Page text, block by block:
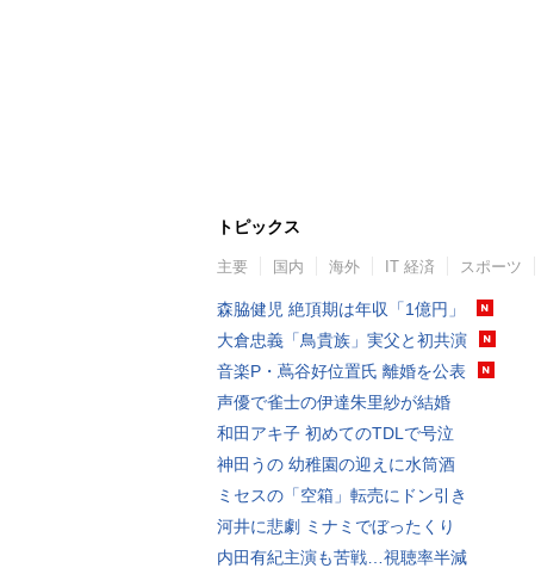
トピックス
主要 国内 海外 IT 経済 スポーツ
森脇健児 絶頂期は年収「1億円」
大倉忠義「鳥貴族」実父と初共演
音楽P・蔦谷好位置氏 離婚を公表
声優で雀士の伊達朱里紗が結婚
和田アキ子 初めてのTDLで号泣
神田うの 幼稚園の迎えに水筒酒
ミセスの「空箱」転売にドン引き
河井に悲劇 ミナミでぼったくり
内田有紀主演も苦戦…視聴率半減